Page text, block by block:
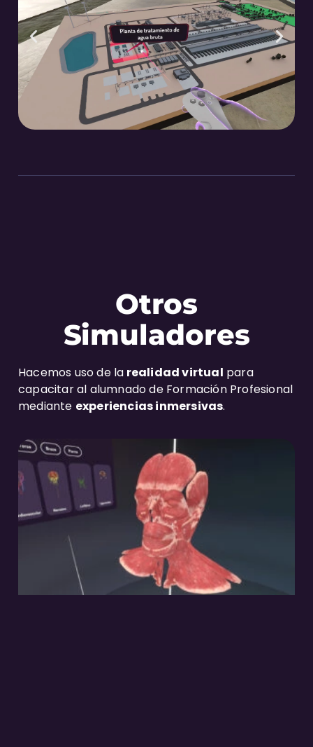
Otros
Simuladores
Hacemos uso de la realidad virtual para
capacitar al alumnado de Formación Profesional
mediante experiencias inmersivas.